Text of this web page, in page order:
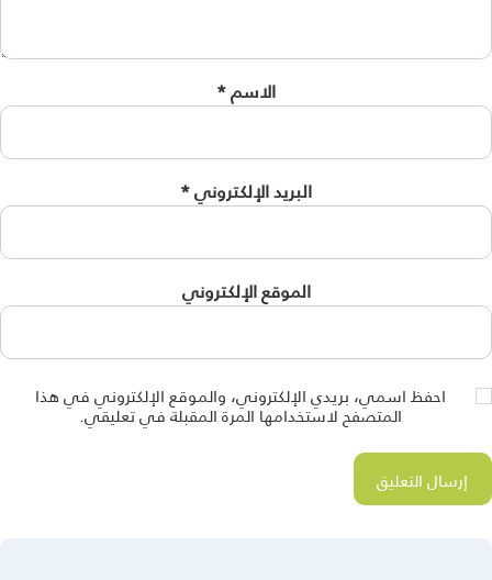
الاسم*
البريد الإلكتروني*
الموقع الإلكتروني
احفظ اسمي، بريدي الإلكتروني، والموقع الإلكتروني في هذا
المتصفح لاستخدامها المرة المقبلة في تعليقي.